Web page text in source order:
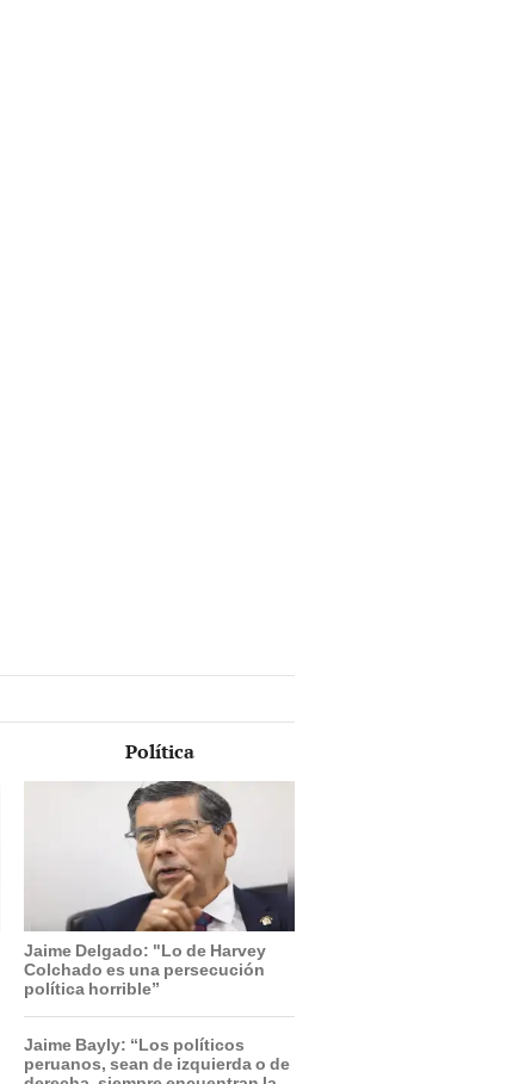
Política
Jaime Delgado: "Lo de Harvey
Colchado es una persecución
política horrible”
Jaime Bayly: “Los políticos
peruanos, sean de izquierda o de